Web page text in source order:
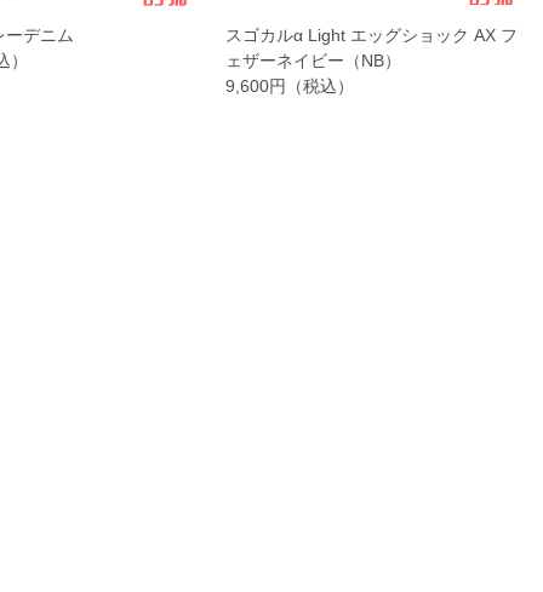
ーデニム
スゴカルα Light エッグショック AX フ
ェザーネイビー（NB）
9,600円（税込）